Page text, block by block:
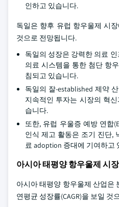
인하고 있습니다.
독일은 향후 유럽 항우울제 시
것으로 전망됩니다.
독일의 성장은 강력한 의료
의료 시스템을 통한 첨단 항
침되고 있습니다.
독일의 잘-established 제약
지속적인 투자는 시장의 혁
습니다.
또한, 유럽 우울증 예방 연합
인식 제고 활동은 조기 진단,
료 adoption 증대에 기여하고
아시아 태평양 항우울제 시장
아시아 태평양 항우울제 산업은
연평균 성장률(CAGR)을 보일 것